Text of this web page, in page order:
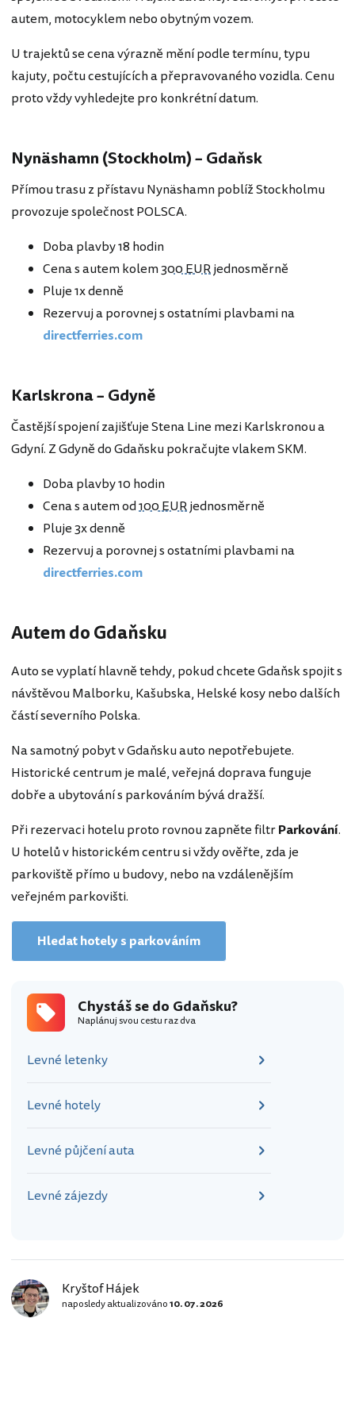
autem, motocyklem nebo obytným vozem.
U trajektů se cena výrazně mění podle termínu, typu
kajuty, počtu cestujících a přepravovaného vozidla. Cenu
proto vždy vyhledejte pro konkrétní datum.
Nynäshamn (Stockholm) – Gdaňsk
Přímou trasu z přístavu Nynäshamn poblíž Stockholmu
provozuje společnost POLSCA.
Doba plavby 18 hodin
Cena s autem kolem300 EURjednosměrně
Pluje 1x denně
Rezervuj a porovnej s ostatními plavbami na
directferries.com
Karlskrona – Gdyně
Častější spojení zajišťuje Stena Line mezi Karlskronou a
Gdyní. Z Gdyně do Gdaňsku pokračujte vlakem SKM.
Doba plavby 10 hodin
Cena s autem od100 EURjednosměrně
Pluje 3x denně
Rezervuj a porovnej s ostatními plavbami na
directferries.com
Autem do Gdaňsku
Auto se vyplatí hlavně tehdy, pokud chcete Gdaňsk spojit s
návštěvou Malborku, Kašubska, Helské kosy nebo dalších
částí severního Polska.
Na samotný pobyt v Gdaňsku auto nepotřebujete.
Historické centrum je malé, veřejná doprava funguje
dobře a ubytování s parkováním bývá dražší.
Při rezervaci hotelu proto rovnou zapněte filtrParkování.
U hotelů v historickém centru si vždy ověřte, zda je
parkoviště přímo u budovy, nebo na vzdálenějším
veřejném parkovišti.
Hledat hotely s parkováním
Chystáš se do Gdaňsku?
Naplánuj svou cestu raz dva
Levné letenky
Levné hotely
Levné půjčení auta
Levné zájezdy
Kryštof Hájek
naposledy aktualizováno10. 07. 2026